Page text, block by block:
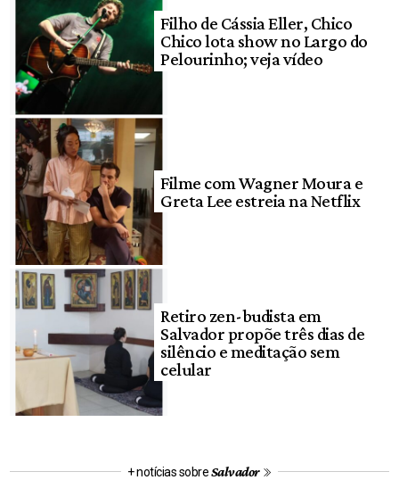
Filho de Cássia Eller, Chico
Chico lota show no Largo do
Pelourinho; veja vídeo
Filme com Wagner Moura e
Greta Lee estreia na Netflix
Retiro zen-budista em
Salvador propõe três dias de
silêncio e meditação sem
celular
+ notícias sobreSalvador